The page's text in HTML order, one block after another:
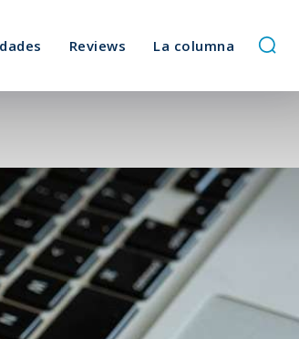
Reviews La columna